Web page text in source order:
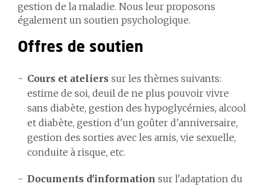
gestion de la maladie. Nous leur proposons
également un soutien psychologique.
Offres de soutien
Cours et ateliers sur les thèmes suivants:
estime de soi, deuil de ne plus pouvoir vivre
sans diabète, gestion des hypoglycémies, alcool
et diabète, gestion d'un goûter d'anniversaire,
gestion des sorties avec les amis, vie sexuelle,
conduite à risque, etc.
Documents d'information sur l'adaptation du